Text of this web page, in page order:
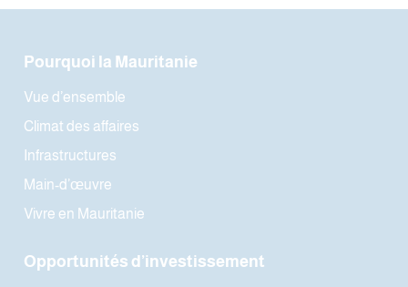
Pourquoi la Mauritanie
Vue d’ensemble
Climat des affaires
Infrastructures
Main-d’œuvre
Vivre en Mauritanie
Opportunités d’investissement